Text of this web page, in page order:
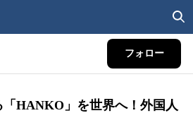
フォロー
「HANKO」を世界へ！外国人